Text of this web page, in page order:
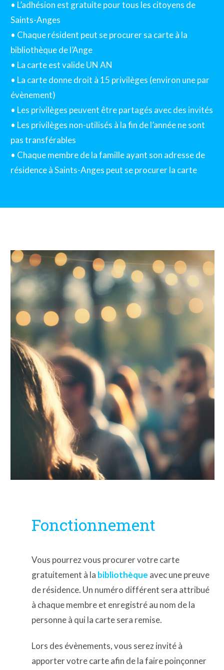
• L’adhésion est gratuite pour tous les citoyens de
Saints-Anges
• Chaque résident peut se procurer sa carte à la
bibliothèque de l’Ange
• La carte est valide UN AN
• La carte donne droit à 15 privilèges (environ une par
évènement)
• Les privilèges peuvent être partagés avec des invités
• Les privilèges non-utilisés à la fin de l’année ne sont
pas transférables
• Chaque membre de la famille ayant son adresse de
résidence à Saints-Anges peut se procurer la carte
Fonctionnement
Vous pourrez vous procurer votre carte
gratuitement à la bibliothèque avec une preuve
de résidence. Un numéro différent sera attribué
à chaque membre et enregistré au nom de la
personne à qui la carte sera remise.
Lors des évènements, vous serez invité à
apporter votre carte afin de la faire poinçonner